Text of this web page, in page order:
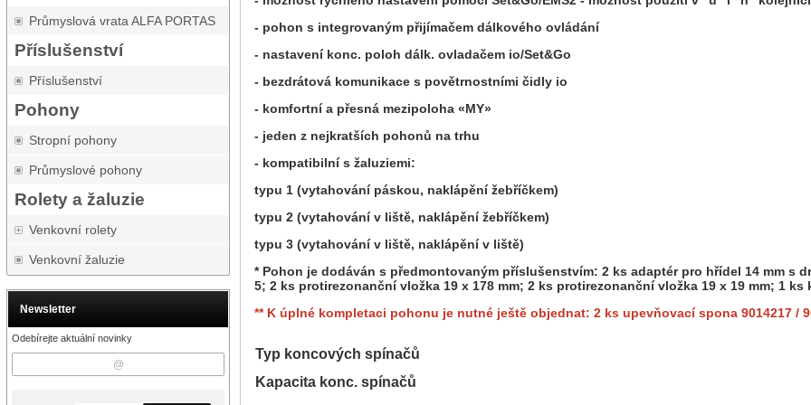
Průmyslová vrata ALFA PORTAS
Příslušenství
Příslušenství
Pohony
Stropní pohony
Průmyslové pohony
Rolety a žaluzie
Venkovní rolety
Venkovní žaluzie
Newsletter
Odebírejte aktuální novinky
- pohon s integrovaným přijímačem dálkového ovládání
- nastavení konc. poloh dálk. ovladačem io/Set&Go
- bezdrátová komunikace s povětrnostními čidly io
- komfortní a přesná mezipoloha «MY»
- jeden z nejkratších pohonů na trhu
- kompatibilní s žaluziemi:
typu 1 (vytahování páskou, naklápění žebříčkem)
typu 2 (vytahování v liště, naklápění žebříčkem)
typu 3 (vytahování v liště, naklápění v liště)
* Pohon je dodáván s předmontovaným příslušenstvím: 2 ks adaptér pro hřídel 14 mm s
5; 2 ks protirezonanční vložka 19 x 178 mm; 2 ks protirezonanční vložka 19 x 19 mm; 1
** K úplné kompletaci pohonu je nutné ještě objednat: 2 ks upevňovací spona 9014217 /
Typ koncových spínačů
Kapacita konc. spínačů